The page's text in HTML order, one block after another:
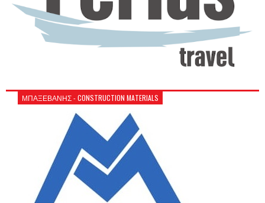
ΜΠΑΞΕΒΑΝΗΣ - CONSTRUCTION MATERIALS